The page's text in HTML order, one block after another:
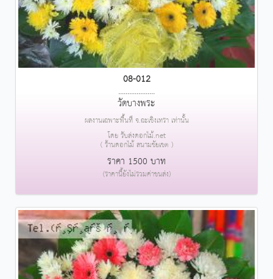
08-012
....................
วัดบางพระ
ผลงานเฉพาะพื้นที่ จ.ฉะเชิงเทรา เท่านั้น
โดย รับส่งดอกไม้.net
( ร้านดอกไม้ สนามชัยเขต )
ราคา 1500 บาท
(ราคานี้ยังไม่รวมค่าขนส่ง)